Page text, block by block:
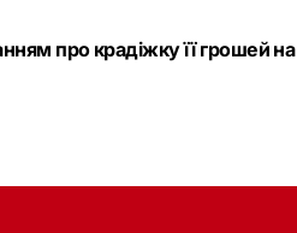
про крадіжку її грошей на